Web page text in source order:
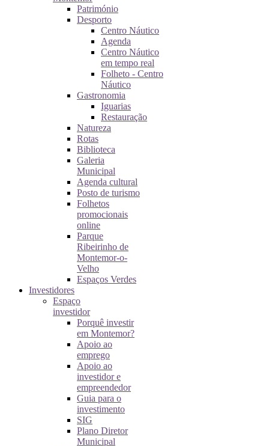
Património
Desporto
Centro Náutico
Agenda
Centro Náutico
em tempo real
Folheto - Centro
Náutico
Gastronomia
Iguarias
Restauração
Natureza
Rotas
Biblioteca
Galeria
Municipal
Agenda cultural
Posto de turismo
Folhetos
promocionais
online
Parque
Ribeirinho de
Montemor-o-
Velho
Espaços Verdes
Investidores
Espaço
investidor
Porquê investir
em Montemor?
Apoio ao
emprego
Apoio ao
investidor e
empreendedor
Guia para o
investimento
SIG
Plano Diretor
Municipal